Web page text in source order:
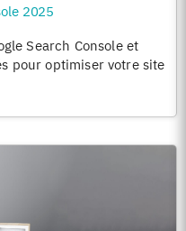
2025
Search Console et
pour optimiser votre site